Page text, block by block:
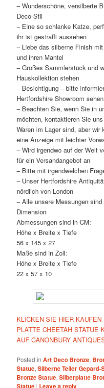
– Wunderschöne, versilberte
Deco-Stil
– Eine so schlanke Katze,
ihr ist gestrafft aussehen
– Liebe das silberne Finish
und ihren Mantel
– Großes Sammlerstück und
Hauskollektion stehen
– Besichtigung – bitte
Hertfordshire Showroom
– Beachten Sie, wenn Sie in
möchten, kontaktieren Sie
Waren im Lager sind, aber
eine Anzeige mit leichter
– Wird irgendwo auf der Welt
für ein Versandangebot an
– Bitte mit irgendwelchen
– Unser Hertfordshire
nördlich von London
– Alle unsere Messungen
Dimension
Abmessungen sind in CM:
Höhe x Breite x Tiefe
56 x 145 x 27
Maße sind in Zoll:
Höhe x Breite x Tiefe
22 x 57 x 10
KLICKEN SIE HIER
PLATTE CHEETAH STATUE
AUF CANONBURY
Posted in Art Deco Bronze,
Statue,Silberne Teller Gepard-
Bronze Statue,Silberplatte
Statue | Leave a reply